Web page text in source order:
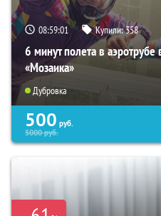
08:58:59 Купили:358
6 минут полета в
«Мозаика»
Дубровка
500 руб.
5000руб.